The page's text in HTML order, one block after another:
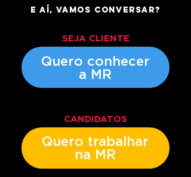
e aí, vamos conversar?
SEJA CLIENTE
Quero conhecer
a MR
CANDIDATOS
Quero trabalhar
na MR